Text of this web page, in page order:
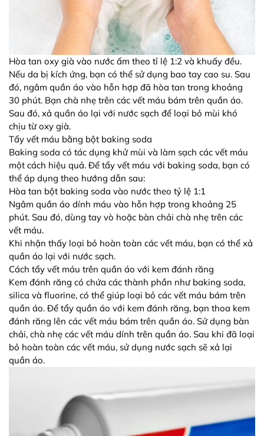
Hòa tan oxy già vào nước ấm theo tỉ lệ 1:2 và khuấy đều.
Nếu da bị kích ứng, bạn có thể sử dụng bao tay cao su. Sau
đó, ngâm quần áo vào hỗn hợp đã hòa tan trong khoảng
30 phút. Bạn chà nhẹ trên các vết máu bám trên quần áo.
Sau đó, xả quần áo lại với nước sạch để loại bỏ mùi khó
chịu từ oxy già.
Tẩy vết máu bằng bột baking soda
Baking soda có tác dụng khử mùi và làm sạch các vết máu
một cách hiệu quả. Để tẩy vết máu với baking soda, bạn có
thể áp dụng theo hướng dẫn sau:
Hòa tan bột baking soda vào nước theo tỷ lệ 1:1
Ngâm quần áo dính máu vào hỗn hợp trong khoảng 25
phút. Sau đó, dùng tay vò hoặc bàn chải chà nhẹ trên các
vết máu.
Khi nhận thấy loại bỏ hoàn toàn các vết máu, bạn có thể xả
quần áo lại với nước sạch.
Cách tẩy vết máu trên quần áo với kem đánh răng
Kem đánh răng có chứa các thành phần như baking soda,
silica và fluorine, có thể giúp loại bỏ các vết máu bám trên
quần áo. Để tẩy quần áo với kem đánh răng, bạn thoa kem
đánh răng lên các vết máu bám trên quần áo. Sử dụng bàn
chải, chà nhẹ các vết máu dính trên quần áo. Sau khi đã loại
bỏ hoàn toàn các vết máu, sử dụng nước sạch sẽ xả lại
quần áo.